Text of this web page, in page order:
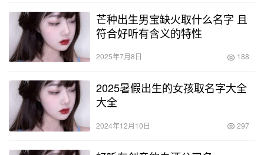
芒种出生男宝缺火取什么名字 且
符合好听有含义的特性
2025年7月8日 188
2025暑假出生的女孩取名字大全
大全
2024年12月10日 297